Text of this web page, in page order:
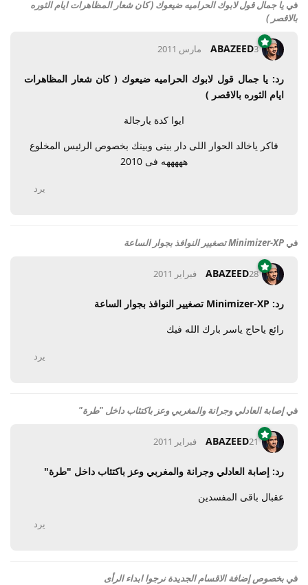
في يا جمال قول لابوك الحراميه ضيعوك ( كان شعار المظاهرات ايام الثوره
بالاقصر )
ABAZEED3 مارس 2011
رد: يا جمال قول لابوك الحراميه ضيعوك ( كان شعار المظاهرات
ايام الثوره بالاقصر )
ايوا كدة يارجالة
فاكر ياخالد الحوار اللى دار بينى وبينك بخصوص الرئيس المخلوع
هههههه فى 2010
يرد
في Minimizer-XP تصغيير النوافذ بجوار الساعة
ABAZEED28 فبراير 2011
رد: Minimizer-XP تصغيير النوافذ بجوار الساعة
رائع ياحاج ياسر بارك الله فيك
يرد
فيإصابة العادلي وجرانة والمغربي وعز باكتئاب داخل "طرة"
ABAZEED21 فبراير 2011
رد: إصابة العادلي وجرانة والمغربي وعز باكتئاب داخل "طرة"
عقبال باقى المفسدين
يرد
في بخصوص إضافة الاقسام الجديدة نرجوا ابداء الرأى